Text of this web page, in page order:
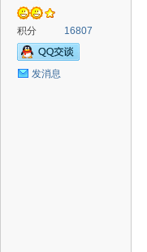
积分 16807
发消息